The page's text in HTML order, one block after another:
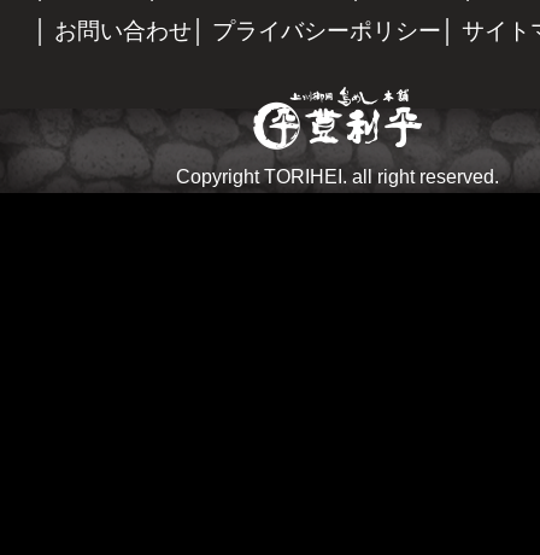
お問い合わせ
プライバシーポリシー サイト
Copyright TORIHEI. all right reserved.